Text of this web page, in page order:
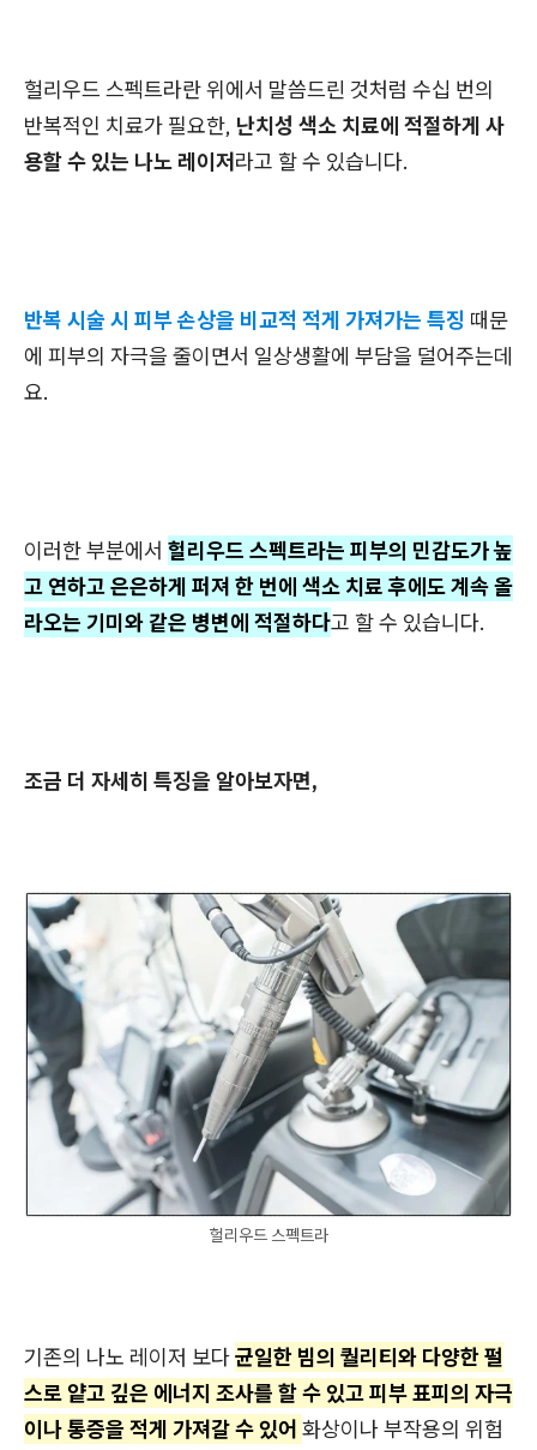
헐리우드 스펙트라란 위에서 말씀드린 것처럼 수십 번의
반복적인 치료가 필요한, 난치성 색소 치료에 적절하게 사
용할 수 있는 나노 레이저라고 할 수 있습니다.
반복 시술 시 피부 손상을 비교적 적게 가져가는 특징 때문
에 피부의 자극을 줄이면서 일상생활에 부담을 덜어주는데
요.
이러한 부분에서 헐리우드 스펙트라는 피부의 민감도가 높
고 연하고 은은하게 퍼져 한 번에 색소 치료 후에도 계속 올
라오는 기미와 같은 병변에 적절하다고 할 수 있습니다.
조금 더 자세히 특징을 알아보자면,
헐리우드 스펙트라
기존의 나노 레이저 보다균일한 빔의 퀄리티와 다양한 펄
스로 얕고 깊은 에너지 조사를 할 수 있고 피부 표피의 자극
이나 통증을 적게 가져갈 수 있어 화상이나 부작용의 위험